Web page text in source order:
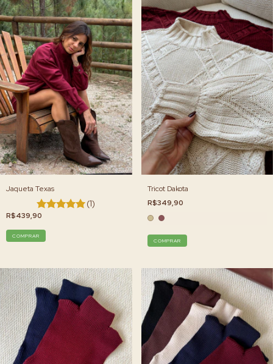
Jaqueta Texas
(1)
R$439,90
COMPRAR
Tricot Dakota
R$349,90
COMPRAR